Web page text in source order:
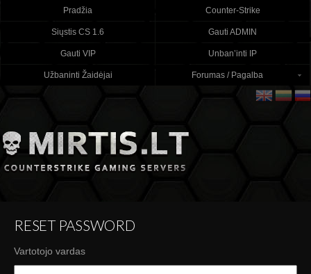
Pradžia Counter-Strike
Siųstis CS 1.6 Gauti ADMIN
Gauti VIP Unban’inti IP
Užbaninti Žaidėjai Forumas / Pagalba
RESET PASSWORD
Vartotojo vardas